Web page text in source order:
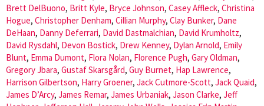
Brett DelBuono, Britt Kyle, Bryce Johnson, Casey Affleck, Christina
Hogue, Christopher Denham, Cillian Murphy, Clay Bunker, Dane
DeHaan, Danny Deferrari, David Dastmalchian, David Krumholtz,
David Rysdahl, Devon Bostick, Drew Kenney, Dylan Arnold, Emily
Blunt, Emma Dumont, Flora Nolan, Florence Pugh, Gary Oldman,
Gregory Jbara, Gustaf Skarsgård, Guy Burnet, Hap Lawrence,
Harrison Gilbertson, Harry Groener, Jack Cutmore-Scott, Jack Quaid,
James D’Arcy, James Remar, James Urbaniak, Jason Clarke, Jeff